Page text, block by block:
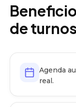
de turnos
Agenda
real.